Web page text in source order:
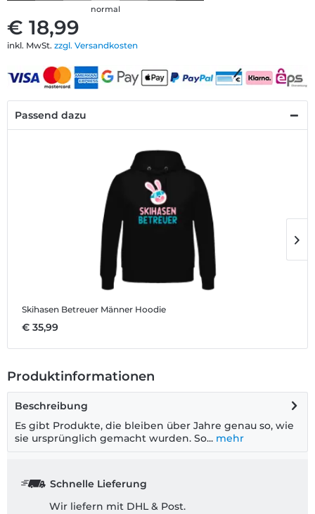
€ 18,99
inkl. MwSt. zzgl. Versandkosten
normal
Passend dazu
Skihasen Betreuer Männer Hoodie
€ 35,99
Produktinformationen
Beschreibung
Es gibt Produkte, die bleiben über Jahre genau so, wie
sie ursprünglich gemacht wurden. So... mehr
Schnelle Lieferung
Wir liefern mit DHL & Post.